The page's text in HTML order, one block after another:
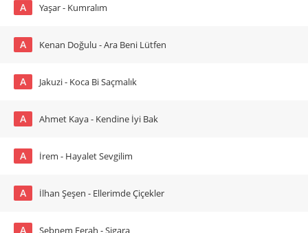
A Yaşar - Kumralım
A Kenan Doğulu - Ara Beni Lütfen
A Jakuzi - Koca Bi Saçmalık
A Ahmet Kaya - Kendine İyi Bak
A İrem - Hayalet Sevgilim
A İlhan Şeşen - Ellerimde Çiçekler
A Şebnem Ferah - Sigara